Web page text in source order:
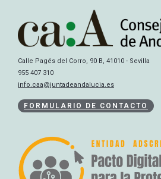
Calle Pagés del Corro, 90 B, 41010 - Sevilla
955 407 310
info.caa@juntadeandalucia.es
FORMULARIO DE CONTACTO